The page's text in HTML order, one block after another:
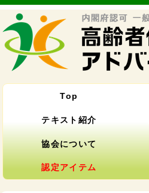
Top
テキスト紹介
協会について
認定アイテム